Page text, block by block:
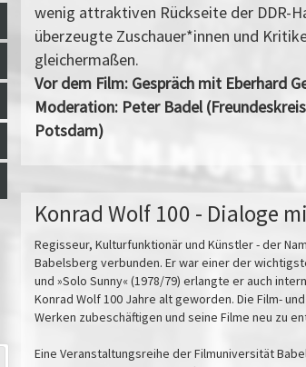
wenig attraktiven Rückseite der DDR-
überzeugte Zuschauer*innen und
gleichermaßen.
Vor dem Film: Gespräch mit Eberhard
Moderation: Peter Badel
Potsdam)
Konrad Wolf 100 - Dialoge
Regisseur, Kulturfunktionär und Künstler - der
Babelsberg verbunden. Er war einer der
und »Solo Sunny« (1978/79) erlangte er auch
Konrad Wolf 100 Jahre alt geworden. Die Film-
Werken zubeschäftigen und seine Filme neu zu
Eine Veranstaltungsreihe der Filmuniversität